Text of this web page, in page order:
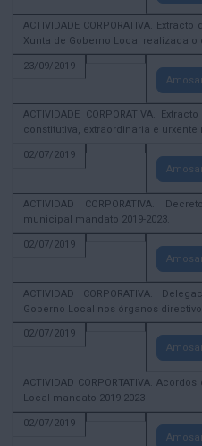
ACTIVIDADE CORPORATIVA.
Xunta de Goberno Local realizada o
23/09/2019
Amosar
ACTIVIDADE CORPORATIVA.
constitutiva, extraordinaria e
02/07/2019
Amosar
ACTIVIDAD CORPORATIVA.
municipal mandato 2019-2023.
02/07/2019
Amosar
ACTIVIDAD CORPORATIVA.
Goberno Local nos órganos
02/07/2019
Amosar
ACTIVIDAD CORPORTATIVA.
Local mandato 2019-2023
02/07/2019
Amosar